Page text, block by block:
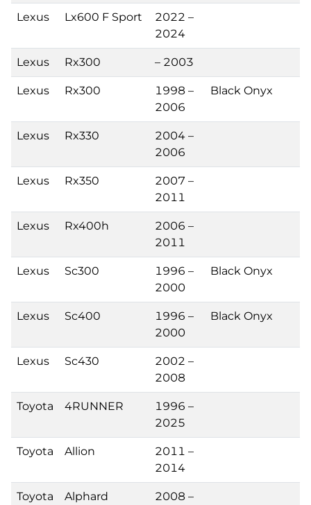
Lexus Lx600 F Sport
2022 –
2024
Lexus Rx300 – 2003
Lexus Rx300
1998 –
2006
Black Onyx
Lexus Rx330
2004 –
2006
Lexus Rx350
2007 –
2011
Lexus Rx400h
2006 –
2011
Lexus Sc300
1996 –
2000
Black Onyx
Lexus Sc400
1996 –
2000
Black Onyx
Lexus Sc430
2002 –
2008
Toyota 4RUNNER
1996 –
2025
Toyota Allion
2011 –
2014
Toyota Alphard
2008 –